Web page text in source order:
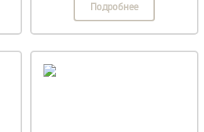
Подробнее